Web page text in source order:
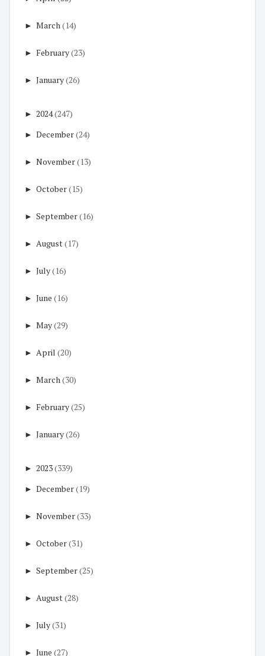
► March(14)
► February(23)
► January(26)
► 2024(247)
► December(24)
► November(13)
► October(15)
► September(16)
► August(17)
► July(16)
► June (16)
► May(29)
► April (20)
► March(30)
► February(25)
► January(26)
► 2023(339)
► December(19)
► November(33)
► October(31)
► September(25)
► August(28)
► July(31)
► June (27)